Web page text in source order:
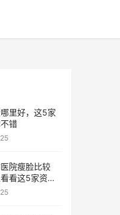
里好，这5家
错
院瘦脸比较
看这5家资历
构